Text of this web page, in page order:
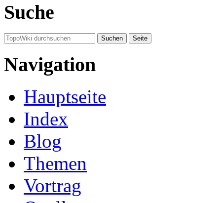
Suche
Navigation
Hauptseite
Index
Blog
Themen
Vortrag